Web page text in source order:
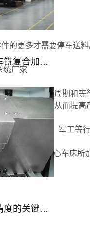
更多才需要停车
统厂家
装卡具制造周期和等
和精度控制，从而提高
手机、机电、军工等
来说，走心车
铣复合加工
度的关键因